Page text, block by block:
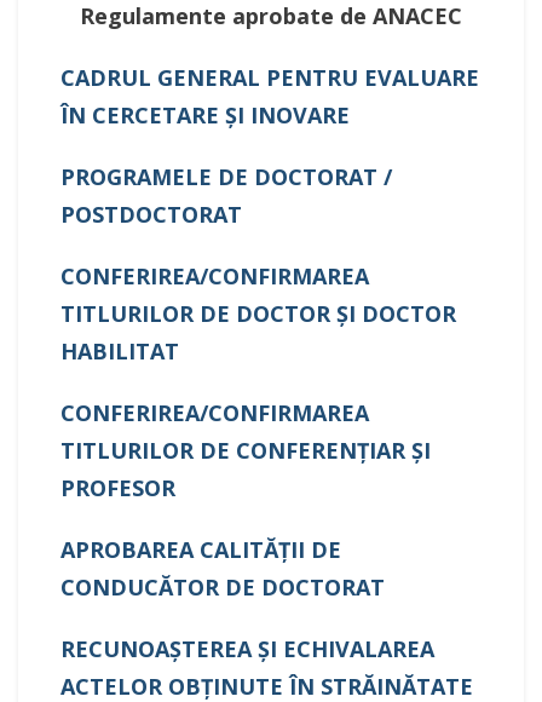
Regulamente aprobate de ANACEC
CADRUL GENERAL PENTRU EVALUARE
ÎN CERCETARE ŞI INOVARE
PROGRAMELE DE DOCTORAT /
POSTDOCTORAT
CONFERIREA/CONFIRMAREA
TITLURILOR DE DOCTOR ŞI DOCTOR
HABILITAT
CONFERIREA/CONFIRMAREA
TITLURILOR DE CONFERENŢIAR ŞI
PROFESOR
APROBAREA CALITĂŢII DE
CONDUCĂTOR DE DOCTORAT
RECUNOAŞTEREA ŞI ECHIVALAREA
ACTELOR OBŢINUTE ÎN STRĂINĂTATE